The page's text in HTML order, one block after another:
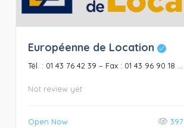
Européenne de Location
Tél. : 01 43 76 42 39 – Fax : 01 43 96 90 18 ...
Not review yet
Open Now 397